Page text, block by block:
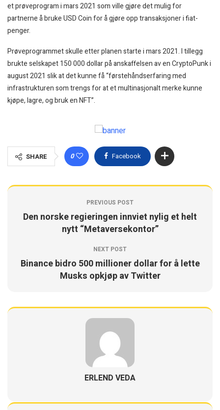
et prøveprogram i mars 2021 som ville gjøre det mulig for
partnerne å bruke USD Coin for å gjøre opp transaksjoner i fiat-
penger.
Prøveprogrammet skulle etter planen starte i mars 2021. I tillegg
brukte selskapet 150 000 dollar på anskaffelsen av en CryptoPunk i
august 2021 slik at det kunne få “førstehåndserfaring med
infrastrukturen som trengs for at et multinasjonalt merke kunne
kjøpe, lagre, og bruk en NFT”.
SHARE 0 Facebook
PREVIOUS POST
Den norske regieringen innviet nylig et helt
nytt “Metaversekontor”
NEXT POST
Binance bidro 500 millioner dollar for å lette
Musks opkjøp av Twitter
ERLEND VEDA